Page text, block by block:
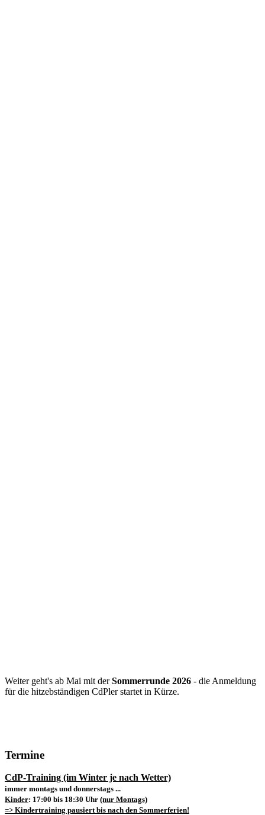
Weiter geht's ab Mai mit derSommerrunde 2026 - die Anmeldung
für die hitzebständigen CdPler startet in Kürze.
Termine
CdP-Training (im Winter je nach Wetter)
immer montags und donnerstags ...
Kinder: 17:00 bis 18:30 Uhr (nur Montags)
=> Kindertraining pausiert bis nach den Sommerferien!